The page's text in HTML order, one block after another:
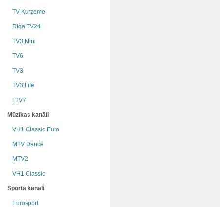
TV Kurzeme
Riga TV24
TV3 Mini
TV6
TV3
TV3 Life
LTV7
Mūzikas kanāli
VH1 Classic Euro
MTV Dance
MTV2
VH1 Classic
Sporta kanāli
Eurosport